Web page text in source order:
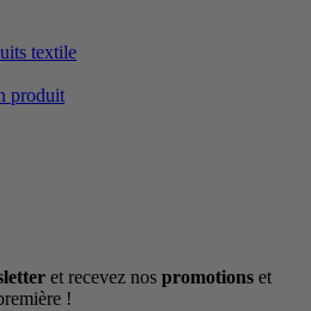
textile
produit
et recevez nos promotions et
!